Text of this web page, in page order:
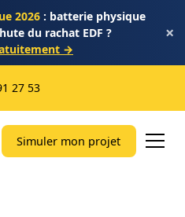
2026 : batterie physique
du rachat EDF ?
→
×
27 53
Simuler mon projet